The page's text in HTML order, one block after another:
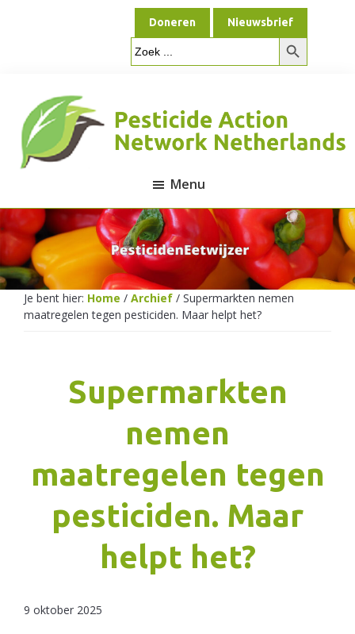
Doneren Nieuwsbrief
Zoek
naar:
Zoekknop
Pesticide
Action
Netherlands
Menu
Je bent hier: Home / Archief / Supermarkten nemen
maatregelen tegen pesticiden. Maar helpt het?
Supermarkten
nemen
maatregelen tegen
pesticiden. Maar
helpt het?
9 oktober 2025